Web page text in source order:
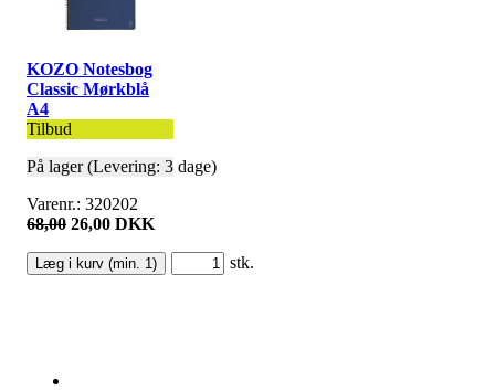
KOZO Notesbog
Classic Mørkblå
A4
Tilbud
På lager (Levering: 3 dage)
Varenr.: 320202
68,00 26,00 DKK
stk.